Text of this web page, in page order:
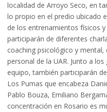
localidad de Arroyo Seco, en
lo propio en el predio ubicado
de los entrenamientos físicos
participarán de diferentes
coaching psicológico y
personal de la UAR. Junto a
equipo, también participarán
Los Pumas que encabeza
Pablo Bouza, Emiliano
concentración en Rosario es